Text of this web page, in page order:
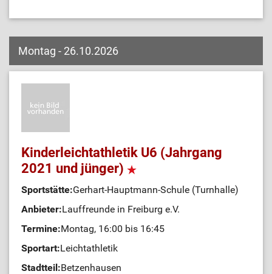
Montag - 26.10.2026
Kinderleichtathletik U6 (Jahrgang
2021 und jünger)
Sportstätte:Gerhart-Hauptmann-Schule (Turnhalle)
Anbieter:Lauffreunde in Freiburg e.V.
Termine:Montag, 16:00 bis 16:45
Sportart:Leichtathletik
Stadtteil:Betzenhausen